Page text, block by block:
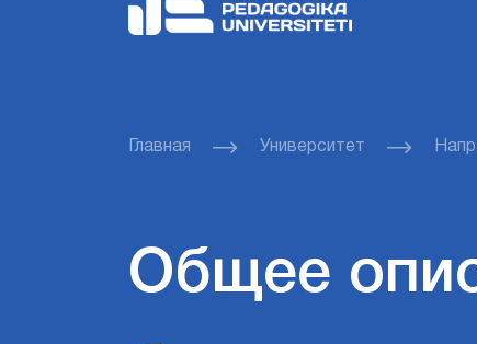
Главная Университет
Общее